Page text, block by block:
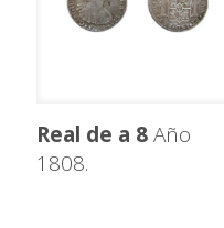
Real de a 8Año
1808.